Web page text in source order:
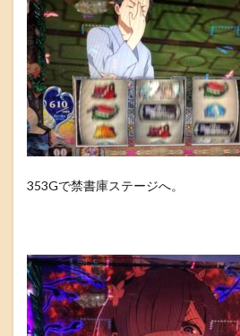
353Gで禁書庫ステージへ。